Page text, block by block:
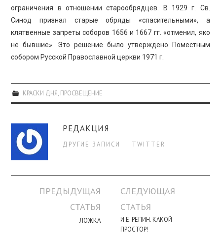
ограничения в отношении старообрядцев. В 1929 г. Св.
Синод признал старые обряды «спасительными», а
клятвенные запреты соборов 1656 и 1667 гг. «отменил, яко
не бывшие». Это решение было утверждено Поместным
собором Русской Православной церкви 1971 г.
КРАСКИ ДНЯ ПРОСВЕЩЕНИЕ
РЕДАКЦИЯ
ДРУГИЕ ЗАПИСИ TWITTER
Навигация
ПРЕДЫДУЩАЯ
СТАТЬЯ
ЛОЖКА
СЛЕДУЮЩАЯ
СТАТЬЯ
И.Е. РЕПИН. КАКОЙ
ПРОСТОР!